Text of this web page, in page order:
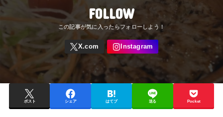
FOLLOW
ポスト シェア はてブ 送る Pocket